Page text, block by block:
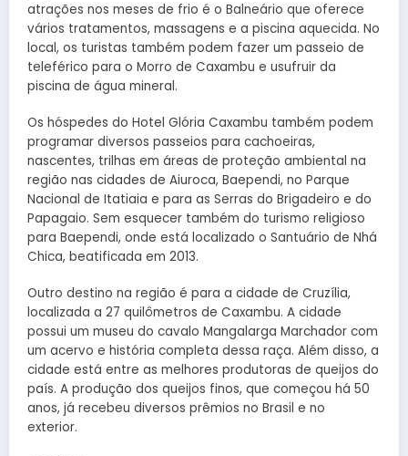
atrações nos meses de frio é o Balneário que oferece
vários tratamentos, massagens e a piscina aquecida. No
local, os turistas também podem fazer um passeio de
teleférico para o Morro de Caxambu e usufruir da
piscina de água mineral.
Os hóspedes do Hotel Glória Caxambu também podem
programar diversos passeios para cachoeiras,
nascentes, trilhas em áreas de proteção ambiental na
região nas cidades de Aiuroca, Baependi, no Parque
Nacional de Itatiaia e para as Serras do Brigadeiro e do
Papagaio. Sem esquecer também do turismo religioso
para Baependi, onde está localizado o Santuário de Nhá
Chica, beatificada em 2013.
Outro destino na região é para a cidade de Cruzília,
localizada a 27 quilômetros de Caxambu. A cidade
possui um museu do cavalo Mangalarga Marchador com
um acervo e história completa dessa raça. Além disso, a
cidade está entre as melhores produtoras de queijos do
país. A produção dos queijos finos, que começou há 50
anos, já recebeu diversos prêmios no Brasil e no
exterior.